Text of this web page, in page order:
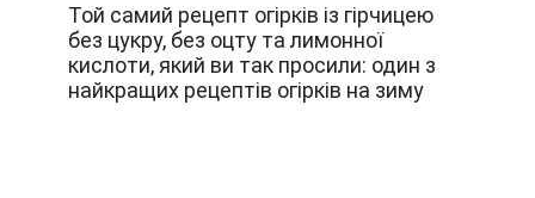
Той самий рецепт огірків із гірчицею
без цукру, без оцту та лимонної
кислоти, який ви так просили: один з
найкращих рецептів огірків на зиму